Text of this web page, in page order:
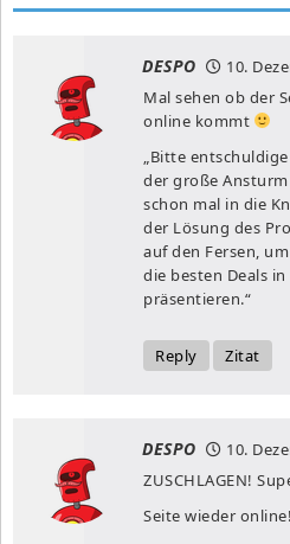
DESPO 10.
Mal sehen ob der
online kommt
„Bitte
der große
schon mal in die
der Lösung des
auf den Fersen,
die besten Deals
präsentieren.“
Reply Zitat
DESPO 10.
ZUSCHLAGEN!
Seite wieder online!